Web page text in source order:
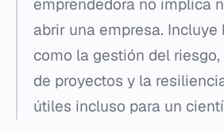
emprendedora no implica
abrir una empresa. Incluye
como la gestión del
de proyectos y la
útiles incluso para un